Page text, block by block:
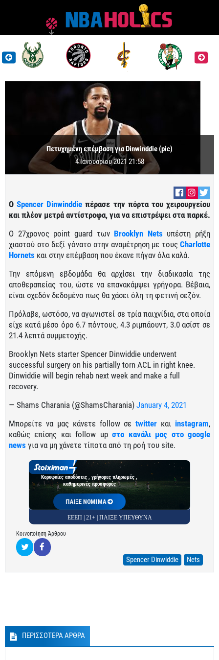
Πετυχημένη επέμβαση για Dinwinddie (pic)
4 Ιανουαρίου 2021 21:58
ΟSpencer Dinwinddie πέρασε την πόρτα του χειρουργείου
και πλέον μετρά αντίστροφα, για να επιστρέψει στα παρκέ.
Ο 27χρονος point guard των Brooklyn Nets υπέστη ρήξη
χιαστού στο δεξί γόνατο στην αναμέτρηση με τους Charlotte
Hornets και στην επέμβαση που έκανε πήγαν όλα καλά.
Την επόμενη εβδομάδα θα αρχίσει την διαδικασία της
αποθεραπείας του, ώστε να επανακάμψει γρήγορα. Βέβαια,
είναι σχεδόν δεδομένο πως θα χάσει όλη τη φετινή σεζόν.
Πρόλαβε, ωστόσο, να αγωνιστεί σε τρία παιχνίδια, στα οποία
είχε κατά μέσο όρο 6.7 πόντους, 4.3 ριμπάουντ, 3.0 ασίστ σε
21.4 λεπτά συμμετοχής.
Brooklyn Nets starter Spencer Dinwiddie underwent
successful surgery on his partially torn ACL in right knee.
Dinwiddie will begin rehab next week and make a full
recovery.
— Shams Charania (@ShamsCharania) January 4, 2021
Μπορείτε να μας κάνετε follow σεtwitter και instagram,
καθώς επίσης και follow upστο κανάλι μας στο google
news για να μη χάνετε τίποτα από τη ροή του site.
Κορυφαίες αποδόσεις , γρήγορες πληρωμές ,
καθημερινές προσφορές
ΠΑΙΞΕ ΝΟΜΙΜΑ
ΕΕΕΠ | 21+ | ΠΑΙΞΕ ΥΠΕΥΘΥΝΑ
Κοινοποίηση Άρθρου
Spencer Dinwiddie Nets
ΠΕΡΙΣΣΟΤΕΡΑ ΑΡΘΡΑ